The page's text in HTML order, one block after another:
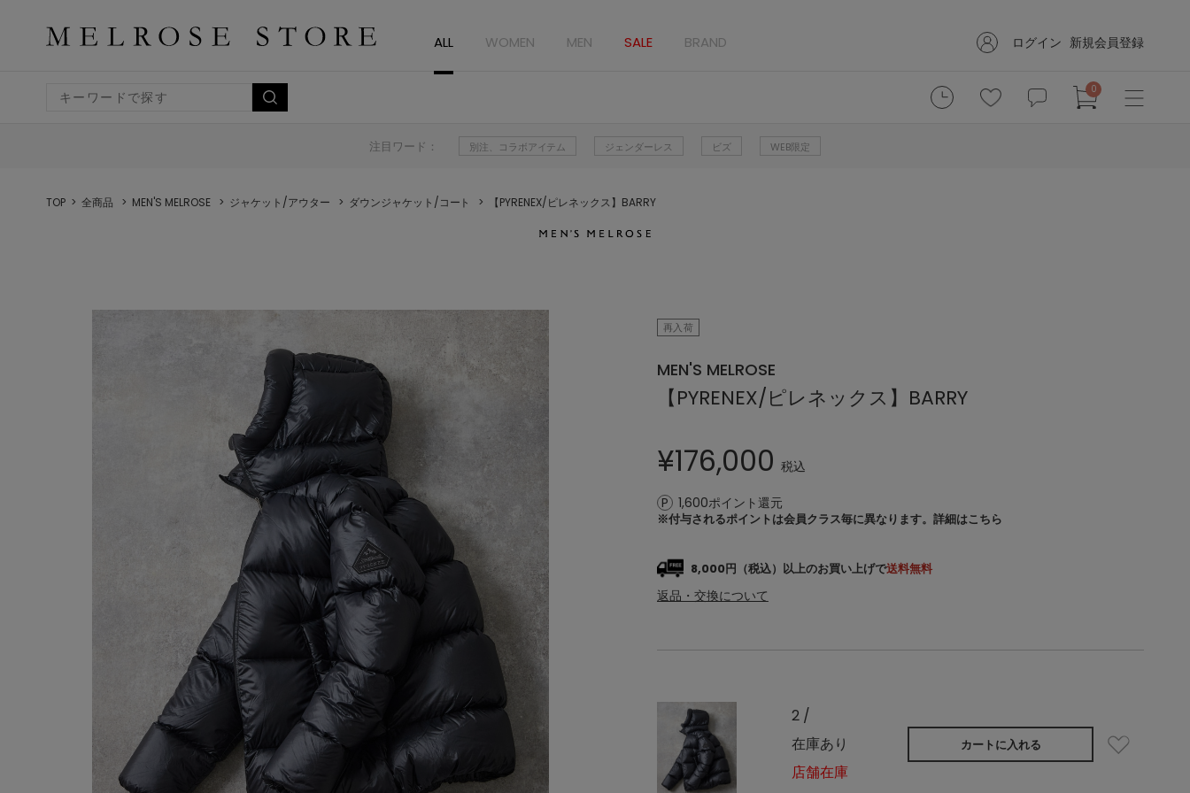
ALL WOMEN MEN SALE BRAND ログイン 新規会員登録
0
注目ワード： 別注、コラボアイテム ジェンダーレス ビズ WEB限定
TOP 全商品 MEN'S MELROSE ジャケット/アウター ダウンジャケット/コート 【PYRENEX/ピレネックス】BARRY
再入荷
MEN'S MELROSE
【PYRENEX/ピレネックス】BARRY
¥176,000 税込
1,600ポイント還元
※付与されるポイントは会員クラス毎に異なります。 詳細はこちら
8,000円（税込）以上のお買い上げで送料無料
返品・交換について
2 /
在庫あり
店舗在庫
カートに入れる